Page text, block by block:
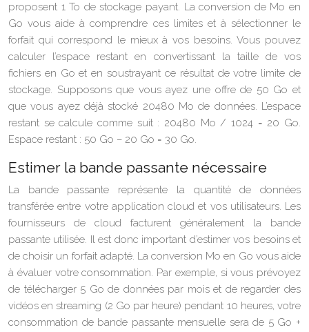
proposent 1 To de stockage payant. La conversion de Mo en
Go vous aide à comprendre ces limites et à sélectionner le
forfait qui correspond le mieux à vos besoins. Vous pouvez
calculer l’espace restant en convertissant la taille de vos
fichiers en Go et en soustrayant ce résultat de votre limite de
stockage. Supposons que vous ayez une offre de 50 Go et
que vous ayez déjà stocké 20480 Mo de données. L’espace
restant se calcule comme suit : 20480 Mo / 1024 = 20 Go.
Espace restant : 50 Go – 20 Go = 30 Go.
Estimer la bande passante nécessaire
La bande passante représente la quantité de données
transférée entre votre application cloud et vos utilisateurs. Les
fournisseurs de cloud facturent généralement la bande
passante utilisée. Il est donc important d’estimer vos besoins et
de choisir un forfait adapté. La conversion Mo en Go vous aide
à évaluer votre consommation. Par exemple, si vous prévoyez
de télécharger 5 Go de données par mois et de regarder des
vidéos en streaming (2 Go par heure) pendant 10 heures, votre
consommation de bande passante mensuelle sera de 5 Go +